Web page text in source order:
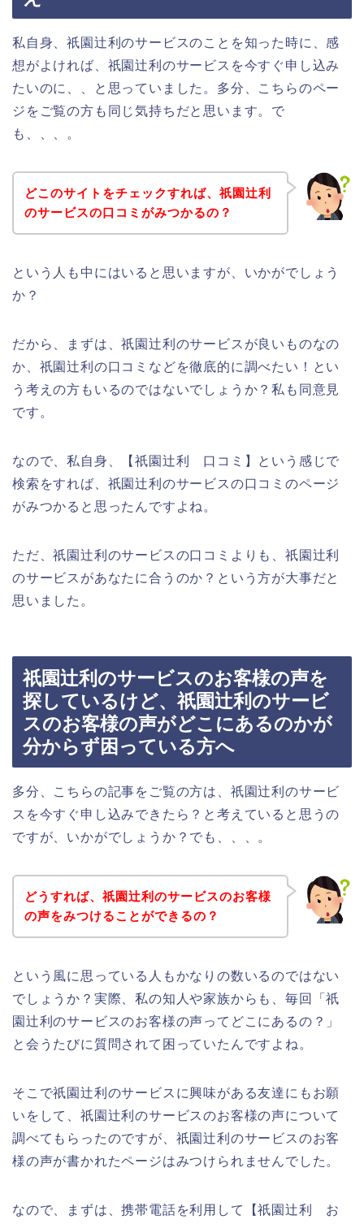
私自身、祇園辻利のサービスのことを知った時に、感
想がよければ、祇園辻利のサービスを今すぐ申し込み
たいのに、、と思っていました。多分、こちらのペー
ジをご覧の方も同じ気持ちだと思います。で
も、、、。
どこのサイトをチェックすれば、祇園辻利
のサービスの口コミがみつかるの？
という人も中にはいると思いますが、いかがでしょう
か？
だから、まずは、祇園辻利のサービスが良いものなの
か、祇園辻利の口コミなどを徹底的に調べたい！とい
う考えの方もいるのではないでしょうか？私も同意見
です。
なので、私自身、【祇園辻利 口コミ】という感じで
検索をすれば、祇園辻利のサービスの口コミのページ
がみつかると思ったんですよね。
ただ、祇園辻利のサービスの口コミよりも、祇園辻利
のサービスがあなたに合うのか？という方が大事だと
思いました。
祇園辻利のサービスのお客様の声を
探しているけど、祇園辻利のサービ
スのお客様の声がどこにあるのかが
分からず困っている方へ
多分、こちらの記事をご覧の方は、祇園辻利のサービ
スを今すぐ申し込みできたら？と考えていると思うの
ですが、いかがでしょうか？でも、、、。
どうすれば、祇園辻利のサービスのお客様
の声をみつけることができるの？
という風に思っている人もかなりの数いるのではない
でしょうか？実際、私の知人や家族からも、毎回「祇
園辻利のサービスのお客様の声ってどこにあるの？」
と会うたびに質問されて困っていたんですよね。
そこで祇園辻利のサービスに興味がある友達にもお願
いをして、祇園辻利のサービスのお客様の声について
調べてもらったのですが、祇園辻利のサービスのお客
様の声が書かれたページはみつけられませんでした。
なので、まずは、携帯電話を利用して【祇園辻利 お